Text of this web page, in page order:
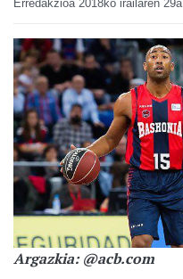
Erredakzioa 2018ko irailaren 29a
Argazkia: @acb.com